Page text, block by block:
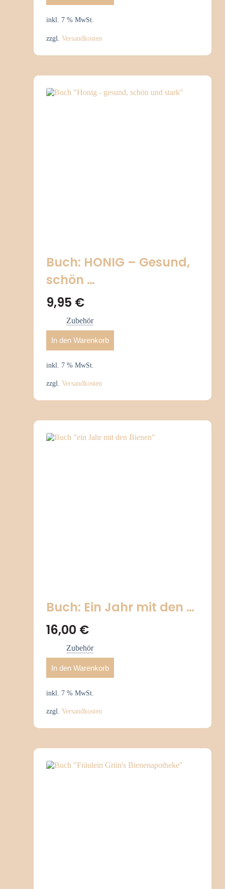
inkl. 7 % MwSt.
zzgl. Versandkosten
Buch: HONIG – Gesund,
schön …
9,95 €
Zubehör
In den Warenkorb
inkl. 7 % MwSt.
zzgl. Versandkosten
Buch: Ein Jahr mit den …
16,00 €
Zubehör
In den Warenkorb
inkl. 7 % MwSt.
zzgl. Versandkosten